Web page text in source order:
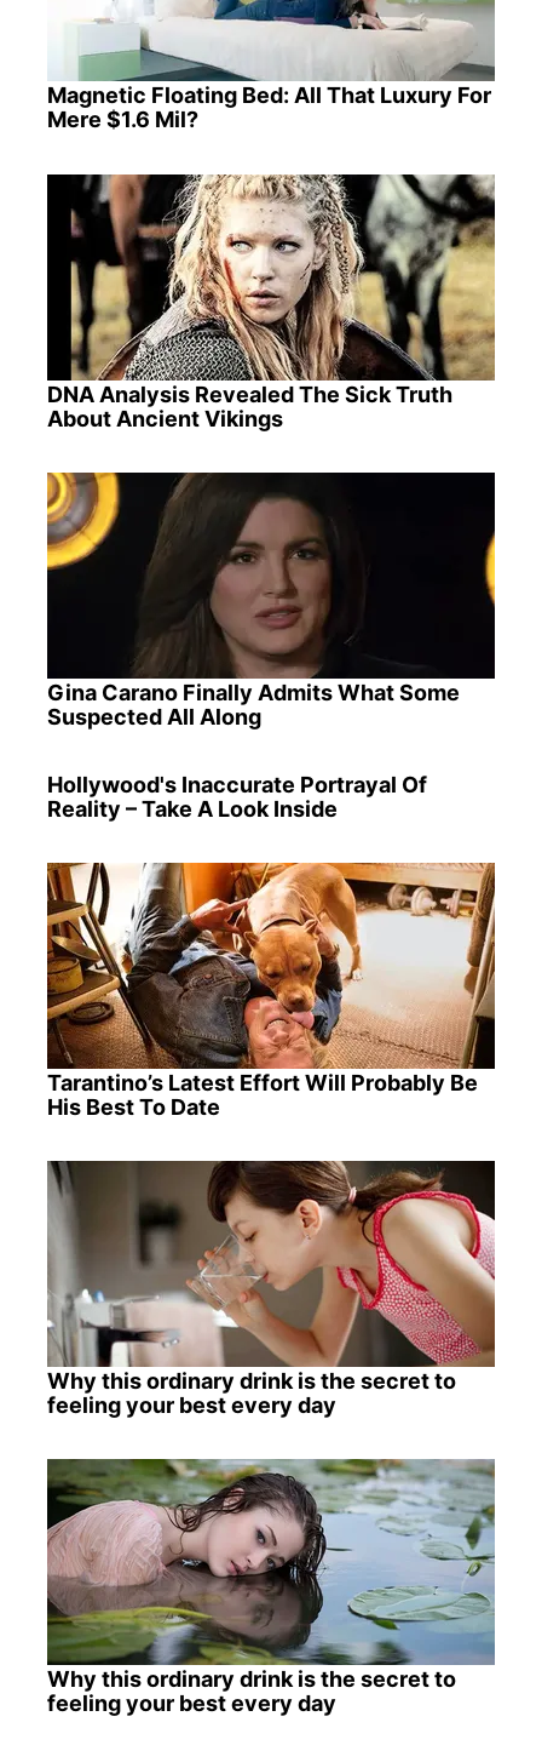
Magnetic Floating Bed: All That Luxury For
Mere $1.6 Mil?
DNA Analysis Revealed The Sick Truth
About Ancient Vikings
Gina Carano Finally Admits What Some
Suspected All Along
Hollywood's Inaccurate Portrayal Of
Reality – Take A Look Inside
Tarantino’s Latest Effort Will Probably Be
His Best To Date
Why this ordinary drink is the secret to
feeling your best every day
Why this ordinary drink is the secret to
feeling your best every day